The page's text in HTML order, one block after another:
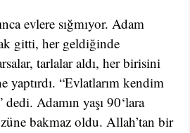
evlere sığmıyor. Adam
gitti, her geldiğinde
tarlalar aldı, her birisini
yaptırdı. “Evlatlarım kendim
Adamın yaşı 90‘lara
bakmaz oldu. Allah’tan bir